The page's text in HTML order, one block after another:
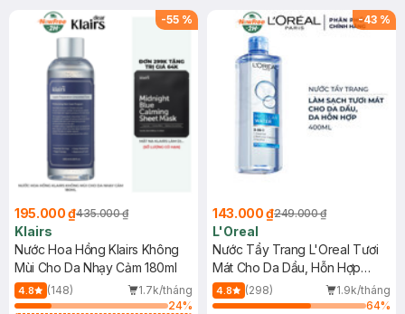
-55 %
195.000 ₫435.000 ₫
Klairs
Nước Hoa Hồng Klairs Không
Mùi Cho Da Nhạy Cảm 180ml
4.8 (148)
1.7k/tháng
24%
-43 %
143.000 ₫249.000 ₫
L'Oreal
Nước Tẩy Trang L'Oreal Tươi
Mát Cho Da Dầu, Hỗn Hợp
400ml
4.8 (298)
1.9k/tháng
64%